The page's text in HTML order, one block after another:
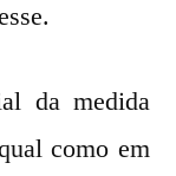
da medida
como em